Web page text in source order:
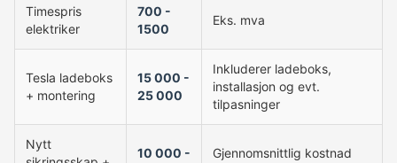
Timespris
elektriker
700 -
1500
Eks. mva
Tesla ladeboks
+ montering
15 000 -
25 000
Inkluderer ladeboks,
installasjon og evt.
tilpasninger
Nytt
10 000 -
Gjennomsnittlig kostnad